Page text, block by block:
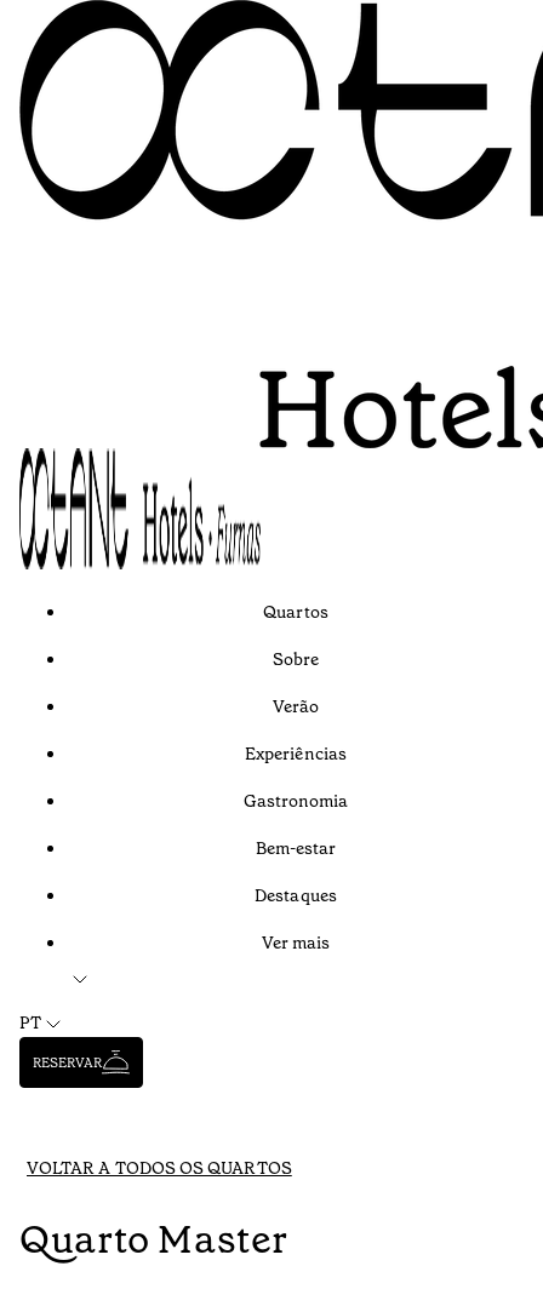
Quartos
Sobre
Verão
Experiências
Gastronomia
Bem-estar
Destaques
Ver mais
PT
RESERVAR
VOLTAR A TODOS OS QUARTOS
Quarto Master